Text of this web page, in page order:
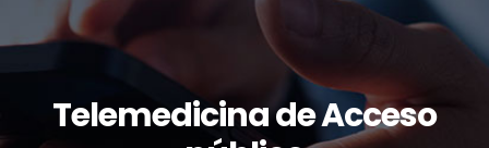
Telemedicina de Acceso